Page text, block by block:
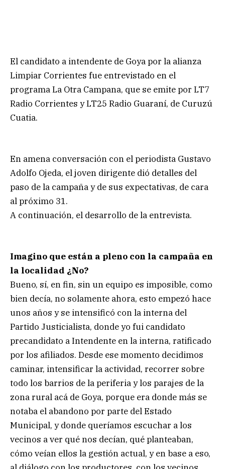
El candidato a intendente de Goya por la alianza
Limpiar Corrientes fue entrevistado en el
programa La Otra Campana, que se emite por LT7
Radio Corrientes y LT25 Radio Guaraní, de Curuzú
Cuatia.
En amena conversación con el periodista Gustavo
Adolfo Ojeda, el joven dirigente dió detalles del
paso de la campaña y de sus expectativas, de cara
al próximo 31.
A continuación, el desarrollo de la entrevista.
Imagino que están a pleno con la campaña en
la localidad ¿No?
Bueno, sí, en fin, sin un equipo es imposible, como
bien decía, no solamente ahora, esto empezó hace
unos años y se intensificó con la interna del
Partido Justicialista, donde yo fui candidato
precandidato a Intendente en la interna, ratificado
por los afiliados. Desde ese momento decidimos
caminar, intensificar la actividad, recorrer sobre
todo los barrios de la periferia y los parajes de la
zona rural acá de Goya, porque era donde más se
notaba el abandono por parte del Estado
Municipal, y donde queríamos escuchar a los
vecinos a ver qué nos decían, qué planteaban,
cómo veían ellos la gestión actual, y en base a eso,